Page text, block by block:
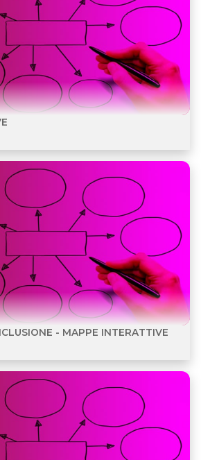
- MAPPE INTERATTIVE
per l'inclusione - Mappe
interattive Morfologia